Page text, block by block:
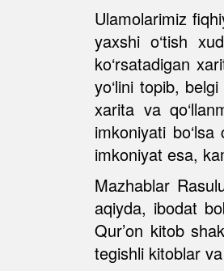
Ulamolarimiz
yaxshi o‘tish
ko‘rsatadigan
yo‘lini topib,
xarita va
imkoniyati
imkoniyat esa,
Mazhablar
aqiyda, ibodat
Qur’on kitob
tegishli kitoblar